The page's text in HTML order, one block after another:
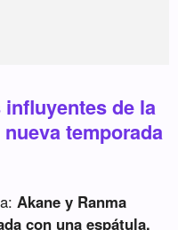
de la
temporada
Akane y Ranma
con una espátula,